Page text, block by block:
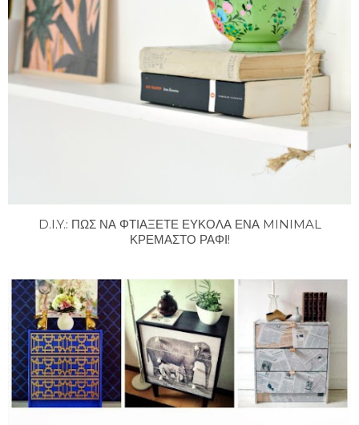
D.I.Y.: ΠΩΣ ΝΑ ΦΤΙΑΞΕΤΕ ΕΥΚΟΛΑ ΕΝΑ MINIMAL
ΚΡΕΜΑΣΤΟ ΡΑΦΙ!